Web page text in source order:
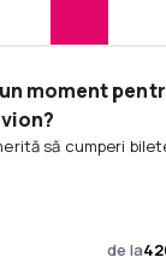
moment
să cumperi
de la